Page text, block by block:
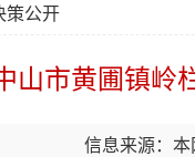
策公开
山市黄圃镇岭
信息来源：本